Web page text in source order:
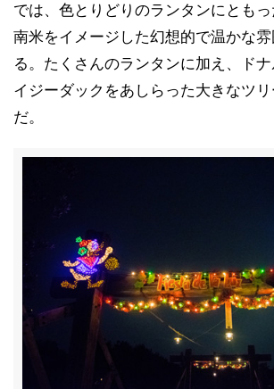
では、色とりどりのランタンにとも
南米をイメージした幻想的で温かな雰
る。たくさんのランタンに加え、ド
イジーダックをあしらった大きなツ
だ。